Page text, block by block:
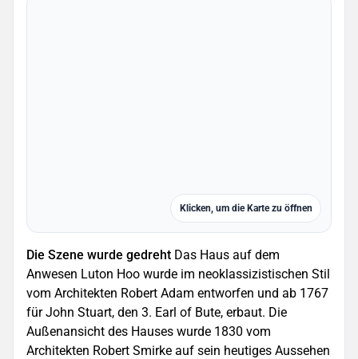
Klicken, um die Karte zu öffnen
Die Szene wurde gedreht Das Haus auf dem
Anwesen Luton Hoo wurde im neoklassizistischen Stil
vom Architekten Robert Adam entworfen und ab 1767
für John Stuart, den 3. Earl of Bute, erbaut. Die
Außenansicht des Hauses wurde 1830 vom
Architekten Robert Smirke auf sein heutiges Aussehen